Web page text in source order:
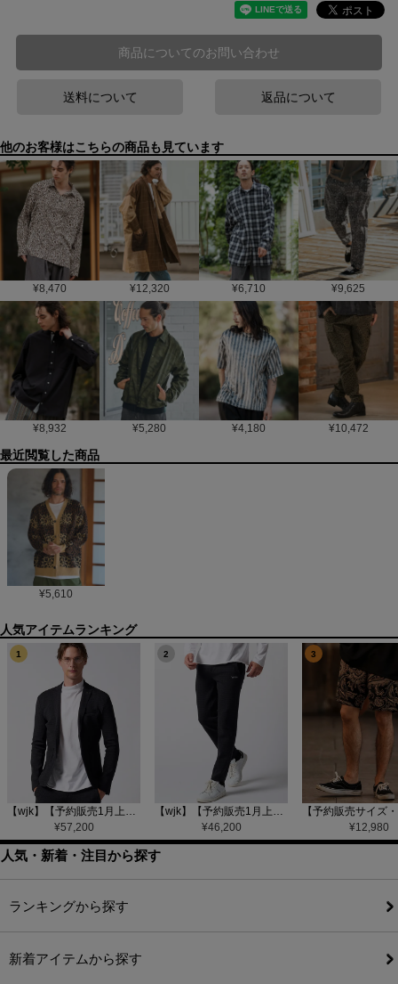
商品についてのお問い合わせ
送料について 返品について
他のお客様はこちらの商品も見ています
¥8,470 ¥12,320 ¥6,710 ¥9,625
¥8,932 ¥5,280 ¥4,180 ¥10,472
最近閲覧した商品
¥5,610
1
【wjk】【予約販売1月上旬～中旬入荷】function knit jacket(jacquard check) ニットジャケット(207 mw08j)
¥57,200
2
【wjk】【予約販売1月上旬～中旬入荷】function knit easy slacks(jacquard check) ニットイージーパンツ(504 mw08j)
¥46,200
3
¥12,980
人気・新着・注目から探す
ランキングから探す
新着アイテムから探す